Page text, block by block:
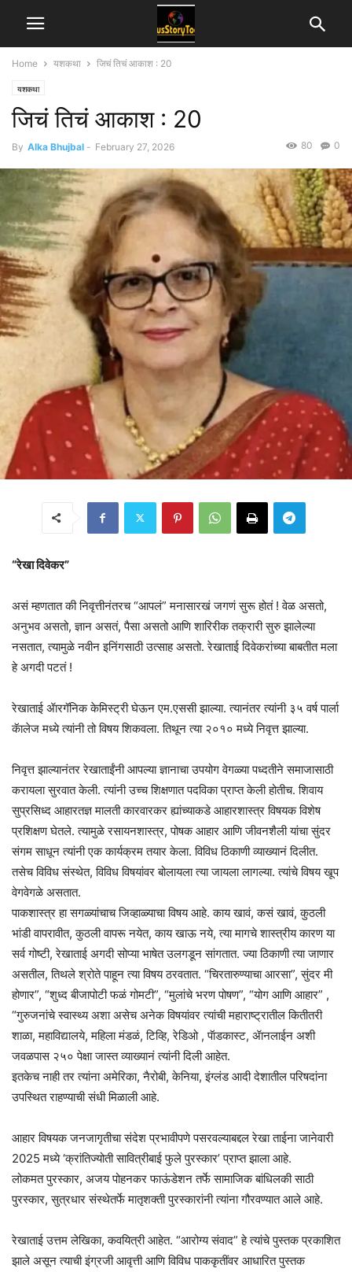
Home यशकथा जिचं तिचं आकाश : 20
यशकथा
जिचं तिचं आकाश : 20
By Alka Bhujbal - February 27, 2026 0
80
“रेखा दिवेकर”
असं म्हणतात की निवृत्तीनंतरच “आपलं” मनासारखं जगणं सुरू होतं ! वेळ असतो,
अनुभव असतो, ज्ञान असतं, पैसा असतो आणि शारिरीक तक्रारी सुरु झालेल्या
नसतात, त्यामुळे नवीन इनिंगसाठी उत्साह असतो. रेखाताई दिवेकरांच्या बाबतीत मला
हे अगदी पटतं !
रेखाताई ॲारगॅनिक केमिस्ट्री घेऊन एम.एससी झाल्या. त्यानंतर त्यांनी ३५ वर्ष पार्ला
कॅालेज मध्ये त्यांनी तो विषय शिकवला. तिथून त्या २०१० मध्ये निवृत्त झाल्या.
निवृत्त झाल्यानंतर रेखाताईंनी आपल्या ज्ञानाचा उपयोग वेगळ्या पध्दतीने समाजासाठी
करायला सुरवात केली. त्यांनी उच्च शिक्षणात पदविका प्राप्त केली होतीच. शिवाय
सुप्रसिध्द आहारतज्ञ मालती कारवारकर ह्यांच्याकडे आहारशास्त्र विषयक विशेष
प्रशिक्षण घेतले. त्यामुळे रसायनशास्त्र, पोषक आहार आणि जीवनशैली यांचा सुंदर
संगम साधून त्यांनी एक कार्यक्रम तयार केला. विविध ठिकाणी व्याख्यानं दिलीत.
तसेच विविध संस्थेत, विविध विषयांवर बोलायला त्या जायला लागल्या. त्यांचे विषय खूप
वेगवेगळे असतात.
पाकशास्त्र हा सगळ्यांचाच जिव्हाळ्याचा विषय आहे. काय खावं, कसं खावं, कुठली
भांडी वापरावीत, कुठली वापरू नयेत, काय खाऊ नये, त्या मागचे शास्त्रीय कारण या
सर्व गोष्टी, रेखाताई अगदी सोप्या भाषेत उलगडून सांगतात. ज्या ठिकाणी त्या जाणार
असतील, तिथले श्रोते पाहून त्या विषय ठरवतात. “चिरतारुण्याचा आरसा”, सुंदर मी
होणार”, “शुध्द बीजापोटी फळं गोमटी”, “मुलांचे भरण पोषण”, “योग आणि आहार” ,
“गुरुजनांचे स्वास्थ्य अशा असेच अनेक विषयांवर त्यांची महाराष्ट्रातील कितीतरी
शाळा, महाविद्यालये, महिला मंडळं, टिव्हि, रेडिओ , पॅाडकास्ट, ॲानलाईन अशी
जवळपास २५० पेक्षा जास्त व्याख्यानं त्यांनी दिली आहेत.
इतकेच नाही तर त्यांना अमेरिका, नैरोबी, केनिया, इंग्लंड आदी देशातील परिषदांना
उपस्थित राहण्याची संधी मिळाली आहे.
आहार विषयक जनजागृतीचा संदेश प्रभावीपणे पसरवल्याबद्दल रेखा ताईना जानेवारी
2025 मध्ये ‘क्रांतिज्योती सावित्रीबाई फुले पुरस्कार’ प्राप्त झाला आहे.
लोकमत पुरस्कार, अजय पोहनकर फाऊंडेशन तर्फे सामाजिक बांधिलकी साठी
पुरस्कार, सुत्रधार संस्थेतर्फे मातृशक्ती पुरस्कारांनी त्यांना गौरवण्यात आले आहे.
रेखाताई उत्तम लेखिका, कवयित्री आहेत. “आरोग्य संवाद” हे त्यांचे पुस्तक प्रकाशित
झाले असून त्याची इंग्रजी आवृत्ती आणि विविध पाककृतींवर आधारित पुस्तक